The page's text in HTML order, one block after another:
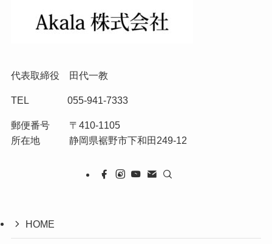
代表取締役 田代一教
TEL 055-941-7333
郵便番号 〒410-1105
所在地 静岡県裾野市下和田249-12
HOME